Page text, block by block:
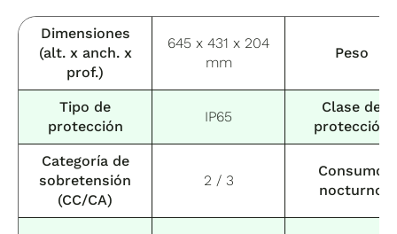
Dimensiones
(alt. x anch. x
prof.)
645 x 431 x 204
mm
Peso
Tipo de
protección
IP65
Clase de
protección
Categoría de
sobretensión
(CC/CA)
2 / 3
Consumo
nocturno